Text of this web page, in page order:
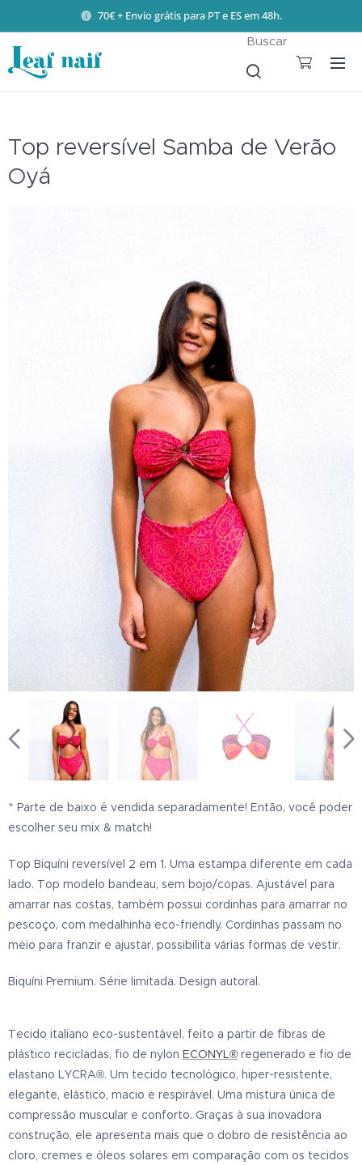
70€ + Envio grátis para PT e ES em 48h.
Buscar
Top reversível Samba de Verão
Oyá
* Parte de baixo é vendida separadamente! Então, você poder
escolher seu mix & match!
Top Biquíni reversível 2 em 1. Uma estampa diferente em cada
lado. Top modelo bandeau, sem bojo/copas. Ajustável para
amarrar nas costas, também possui cordinhas para amarrar no
pescoço, com medalhinha eco-friendly. Cordinhas passam no
meio para franzir e ajustar, possibilita várias formas de vestir.
Biquíni Premium. Série limitada. Design autoral.
Tecido italiano eco-sustentável, feito a partir de fibras de
plástico recicladas, fio de nylon ECONYL® regenerado e fio de
elastano LYCRA®. Um tecido tecnológico, hiper-resistente,
elegante, elástico, macio e respirável. Uma mistura única de
compressão muscular e conforto. Graças à sua inovadora
construção, ele apresenta mais que o dobro de resistência ao
cloro, cremes e óleos solares em comparação com os tecidos